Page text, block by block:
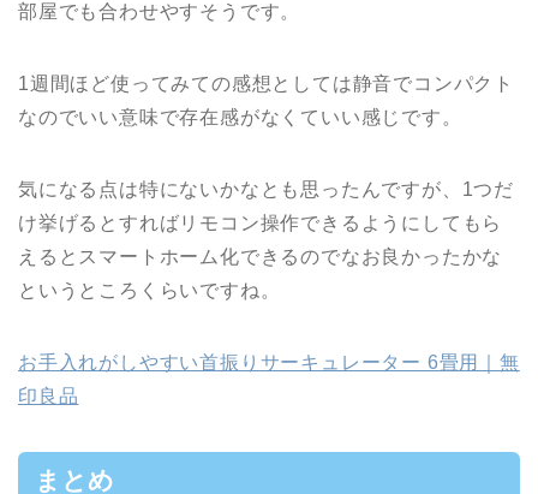
部屋でも合わせやすそうです。
1週間ほど使ってみての感想としては静音でコンパクト
なのでいい意味で存在感がなくていい感じです。
気になる点は特にないかなとも思ったんですが、1つだ
け挙げるとすればリモコン操作できるようにしてもら
えるとスマートホーム化できるのでなお良かったかな
というところくらいですね。
お手入れがしやすい首振りサーキュレーター 6畳用｜無
印良品
まとめ